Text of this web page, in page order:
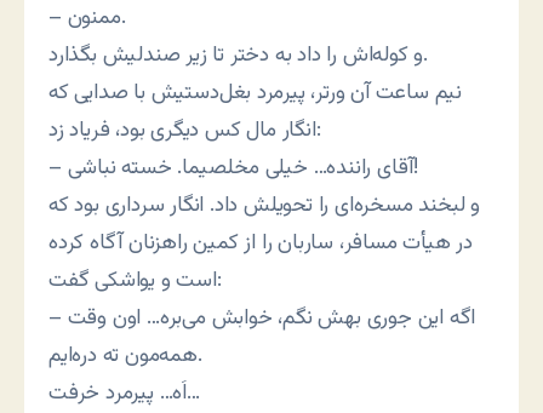
– ممنون.
و کوله‌اش را داد به دختر تا زیر صندلیش بگذارد.
نیم ساعت آن ورتر، پیرمرد بغل‌دستیش با صدایی که
انگار مال کس دیگری بود، فریاد زد:
– آقای راننده… خیلی مخلصیما. خسته نباشی!
و لبخند مسخره‌ای را تحویلش داد. انگار سرداری بود که
در هیأت مسافر، ساربان را از کمین راهزنان آگاه کرده
است و یواشکی گفت:
– اگه این جوری بهش نگم، خوابش می‌بره… اون وقت
همه‌مون ته دره‌ایم.
اَه… پیرمرد خرفت…